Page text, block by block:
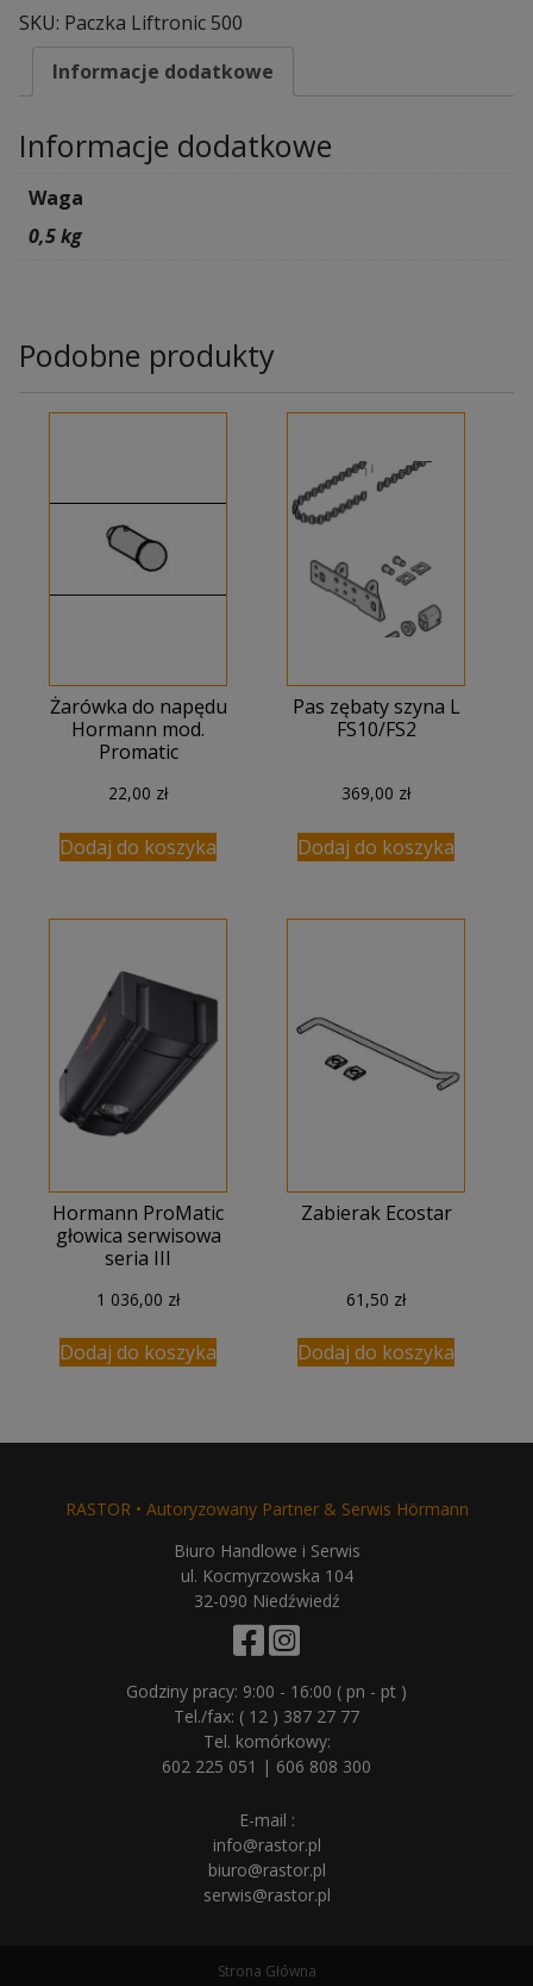
SKU: Paczka Liftronic 500
Informacje dodatkowe
Informacje dodatkowe
Waga
0,5 kg
Podobne produkty
Żarówka do napędu
Hormann mod.
Promatic
22,00 zł
Dodaj do koszyka
Pas zębaty szyna L
FS10/FS2
369,00 zł
Dodaj do koszyka
Hormann ProMatic
głowica serwisowa
seria III
1 036,00 zł
Dodaj do koszyka
Zabierak Ecostar
61,50 zł
Dodaj do koszyka
RASTOR • Autoryzowany Partner & Serwis Hörmann
Biuro Handlowe i Serwis
ul. Kocmyrzowska 104
32-090 Niedźwiedź
Godziny pracy: 9:00 - 16:00 ( pn - pt )
Tel./fax: ( 12 ) 387 27 77
Tel. komórkowy:
602 225 051 | 606 808 300
E-mail :
info@rastor.pl
biuro@rastor.pl
serwis@rastor.pl
Strona Główna